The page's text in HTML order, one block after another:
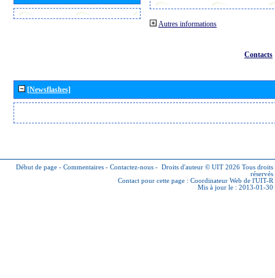
Autres informations
Contacts
[Newsflashes]
Début de page - Commentaires - Contactez-nous - Droits d'auteur © UIT 2026 Tous droits
réservés
Contact pour cette page : Coordinateur Web de l'UIT-R
Mis à jour le : 2013-01-30